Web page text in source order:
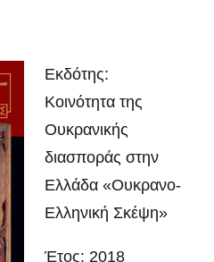
Εκδότης:
Κοινότητα της
Ουκρανικής
διασποράς στην
Ελλάδα «Ουκρανο-
Ελληνική Σκέψη»
Έτος: 2018